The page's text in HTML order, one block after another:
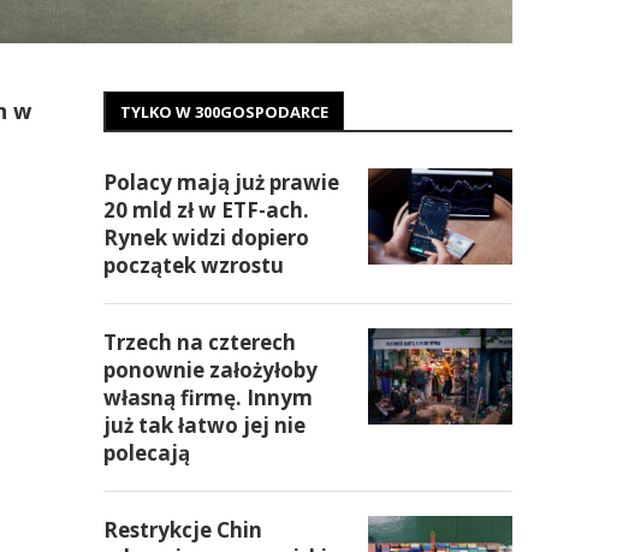
w
TYLKO W 300GOSPODARCE
Polacy mają już prawie
20 mld zł w ETF-ach.
Rynek widzi dopiero
początek wzrostu
Trzech na czterech
ponownie założyłoby
własną firmę. Innym
już tak łatwo jej nie
polecają
Restrykcje Chin